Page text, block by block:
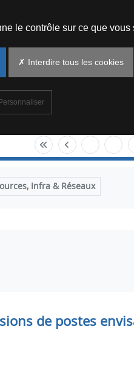
Infra & Réseaux
de postes
le contrôle sur ce que vous
✗ Interdire tous les cookies
Personnaliser